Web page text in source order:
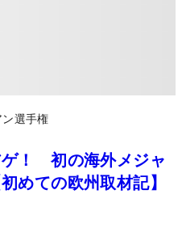
選手権
ゲ！ 初の海外メジャ
めての欧州取材記】